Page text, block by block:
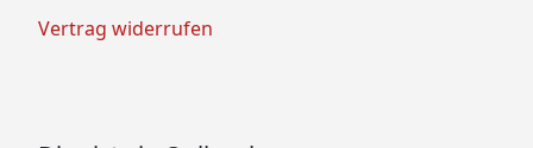
Vertrag widerrufen